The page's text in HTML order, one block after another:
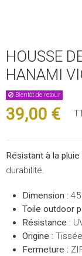
HOUSSE
HANAMI
Bientôt de retour
39,00 €
Résistant à la
durabilité.
Dimension :
Toile outdoor
Résistance :
Origine :
Fermeture :